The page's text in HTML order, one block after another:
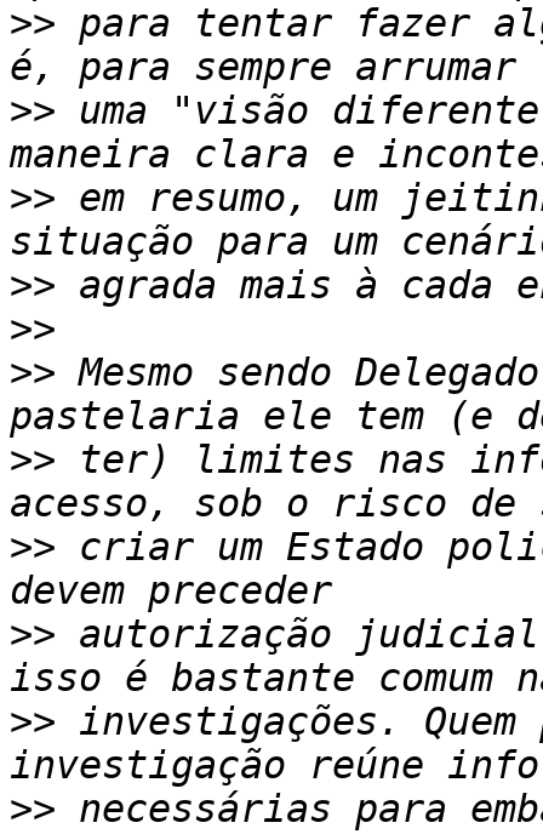
>> para tentar fazer
>> uma "visão
>> em resumo, um
>>
>>
>> Mesmo sendo
>> ter) limites nas
>> criar um Estado
>> autorização
>> investigações.
>> necessárias para